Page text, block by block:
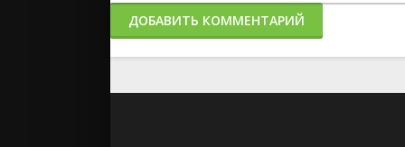
ДОБАВИТЬ КОММЕНТАРИЙ